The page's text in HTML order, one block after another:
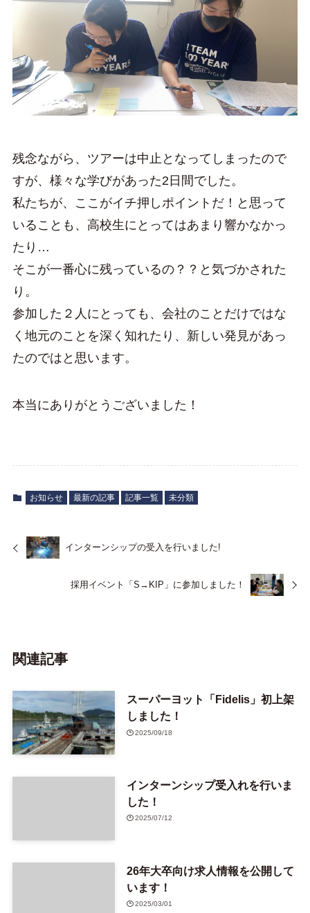
残念ながら、ツアーは中止となってしまったので
すが、様々な学びがあった2日間でした。
私たちが、ここがイチ押しポイントだ！と思って
いることも、高校生にとってはあまり響かなかっ
たり…
そこが一番心に残っているの？？と気づかされた
り。
参加した２人にとっても、会社のことだけではな
く地元のことを深く知れたり、新しい発見があっ
たのではと思います。
本当にありがとうございました！
お知らせ 最新の記事 記事一覧 未分類
インターンシップの受入を行いました!
採用イベント「S→KIP」に参加しました！
関連記事
スーパーヨット「Fidelis」初上架
しました！
2025/09/18
インターンシップ受入れを行いま
した！
2025/07/12
26年大卒向け求人情報を公開して
います！
2025/03/01